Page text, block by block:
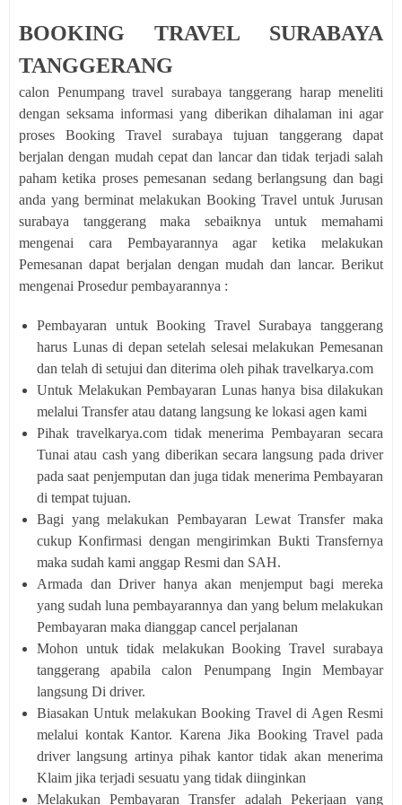
BOOKING TRAVEL SURABAYA
TANGGERANG
calon Penumpang travel surabaya tanggerang harap meneliti
dengan seksama informasi yang diberikan dihalaman ini agar
proses Booking Travel surabaya tujuan tanggerang dapat
berjalan dengan mudah cepat dan lancar dan tidak terjadi salah
paham ketika proses pemesanan sedang berlangsung dan bagi
anda yang berminat melakukan Booking Travel untuk Jurusan
surabaya tanggerang maka sebaiknya untuk memahami
mengenai cara Pembayarannya agar ketika melakukan
Pemesanan dapat berjalan dengan mudah dan lancar. Berikut
mengenai Prosedur pembayarannya :
Pembayaran untuk Booking Travel Surabaya tanggerang
harus Lunas di depan setelah selesai melakukan Pemesanan
dan telah di setujui dan diterima oleh pihak travelkarya.com
Untuk Melakukan Pembayaran Lunas hanya bisa dilakukan
melalui Transfer atau datang langsung ke lokasi agen kami
Pihak travelkarya.com tidak menerima Pembayaran secara
Tunai atau cash yang diberikan secara langsung pada driver
pada saat penjemputan dan juga tidak menerima Pembayaran
di tempat tujuan.
Bagi yang melakukan Pembayaran Lewat Transfer maka
cukup Konfirmasi dengan mengirimkan Bukti Transfernya
maka sudah kami anggap Resmi dan SAH.
Armada dan Driver hanya akan menjemput bagi mereka
yang sudah luna pembayarannya dan yang belum melakukan
Pembayaran maka dianggap cancel perjalanan
Mohon untuk tidak melakukan Booking Travel surabaya
tanggerang apabila calon Penumpang Ingin Membayar
langsung Di driver.
Biasakan Untuk melakukan Booking Travel di Agen Resmi
melalui kontak Kantor. Karena Jika Booking Travel pada
driver langsung artinya pihak kantor tidak akan menerima
Klaim jika terjadi sesuatu yang tidak diinginkan
Melakukan Pembayaran Transfer adalah Pekerjaan yang